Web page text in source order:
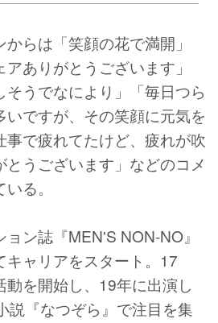
らは「笑顔の花で満開」
アありがとうございます」
そうでなにより」「毎日つら
いですが、その笑顔に元気を
事で疲れてたけど、疲れが吹
とうございます」などのコメ
る。
ン誌『MEN'S NON-NO』
キャリアをスタート。17
を開始し、19年に出演し
説『なつぞら』で注目を集